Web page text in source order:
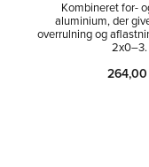
til ønskeliste
Kombineret for-
aluminium, der
overrulning og
2x0–3.
264,00